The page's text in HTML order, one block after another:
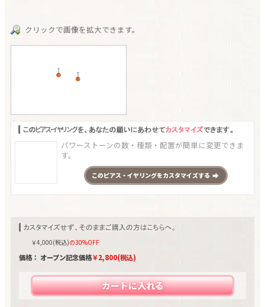
クリックで画像を拡大できます。
パワーストーンの数・種類・配置が簡単に変更できま
す。
このピアス・イヤリングをカスタマイズする
￥4,000(税込)の30%OFF
価格： オープン記念価格￥2,800(税込)
カートに入れる